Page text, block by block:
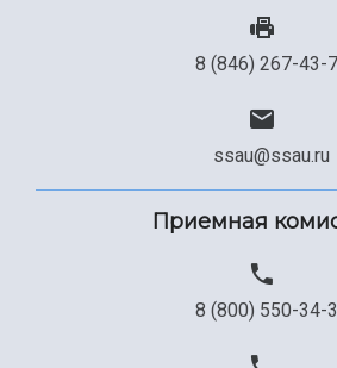
8 (846) 267-43-
ssau@ssau.ru
Приемная
8 (800) 550-34-